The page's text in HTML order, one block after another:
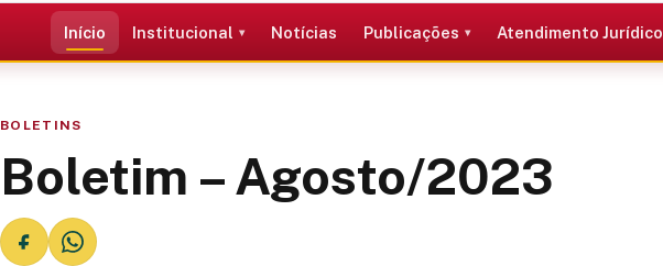
Início Institucional Notícias Publicações Atendimento Jurídico
BOLETINS
Boletim – Agosto/2023